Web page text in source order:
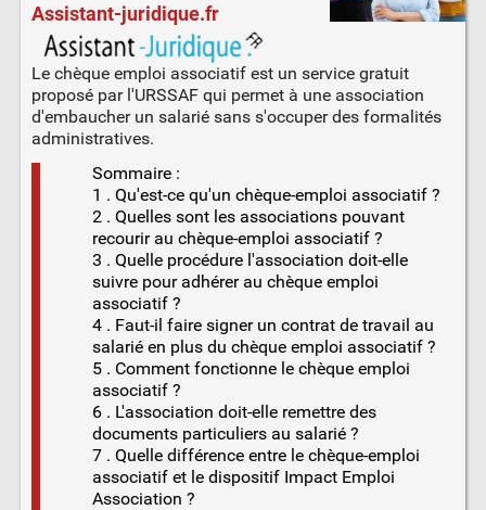
Assistant-juridique.fr
Le chèque emploi associatif est un service gratuit
proposé par l'URSSAF qui permet à une association
d'embaucher un salarié sans s'occuper des formalités
administratives.
Sommaire :
1 . Qu'est-ce qu'un chèque-emploi associatif ?
2 . Quelles sont les associations pouvant
recourir au chèque-emploi associatif ?
3 . Quelle procédure l'association doit-elle
suivre pour adhérer au chèque emploi
associatif ?
4 . Faut-il faire signer un contrat de travail au
salarié en plus du chèque emploi associatif ?
5 . Comment fonctionne le chèque emploi
associatif ?
6 . L'association doit-elle remettre des
documents particuliers au salarié ?
7 . Quelle différence entre le chèque-emploi
associatif et le dispositif Impact Emploi
Association ?